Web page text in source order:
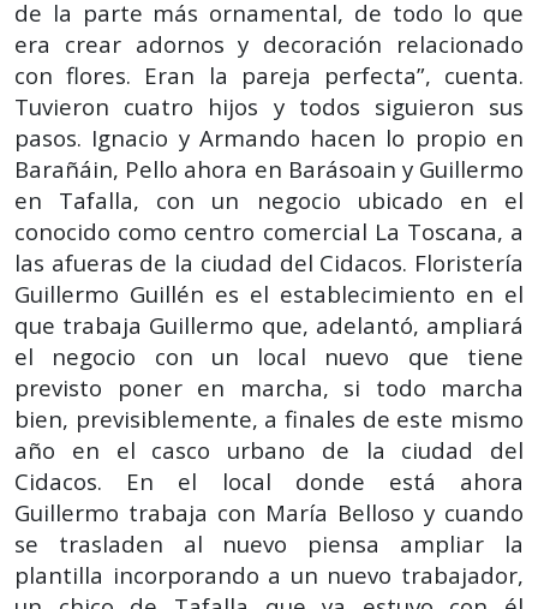
de la parte más ornamental, de todo lo que
era crear adornos y decoración relacionado
con flores. Eran la pareja perfecta”, cuenta.
Tuvieron cuatro hijos y todos siguieron sus
pasos. Ignacio y Armando hacen lo propio en
Barañáin, Pello ahora en Barásoain y Guillermo
en Tafalla, con un negocio ubicado en el
conocido como centro comercial La Toscana, a
las afueras de la ciudad del Cidacos. Floristería
Guillermo Guillén es el establecimiento en el
que trabaja Guillermo que, adelantó, ampliará
el negocio con un local nuevo que tiene
previsto poner en marcha, si todo marcha
bien, previsiblemente, a finales de este mismo
año en el casco urbano de la ciudad del
Cidacos. En el local donde está ahora
Guillermo trabaja con María Belloso y cuando
se trasladen al nuevo piensa ampliar la
plantilla incorporando a un nuevo trabajador,